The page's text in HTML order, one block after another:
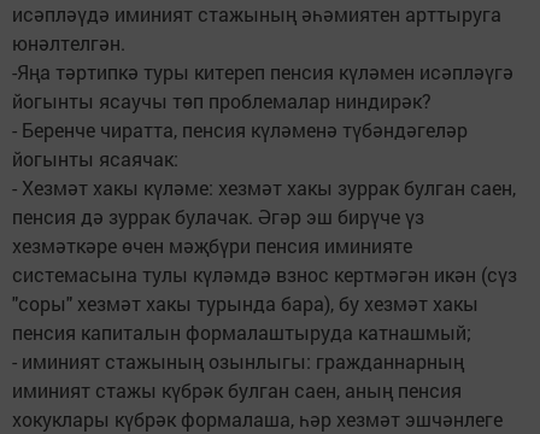
исәпләүдә иминият стажының әһәмиятен арттыруга
юнәлтелгән.
-Яңа тәртипкә туры китереп пенсия күләмен исәпләүгә
йогынты ясаучы төп проблемалар ниндирәк?
- Беренче чиратта, пенсия күләменә түбәндәгеләр
йогынты ясаячак:
- Хезмәт хакы күләме: хезмәт хакы зуррак булган саен,
пенсия дә зуррак булачак. Әгәр эш бирүче үз
хезмәткәре өчен мәҗбүри пенсия иминияте
системасына тулы күләмдә взнос кертмәгән икән (сүз
"соры" хезмәт хакы турында бара), бу хезмәт хакы
пенсия капиталын формалаштыруда катнашмый;
- иминият стажының озынлыгы: гражданнарның
иминият стажы күбрәк булган саен, аның пенсия
хокуклары күбрәк формалаша, һәр хезмәт эшчәнлеге